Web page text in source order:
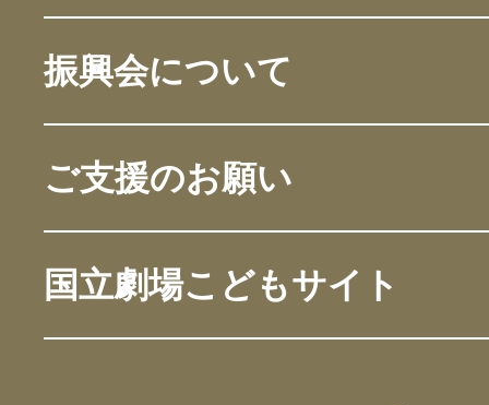
振興会について
ご支援のお願い
国立劇場こどもサイト